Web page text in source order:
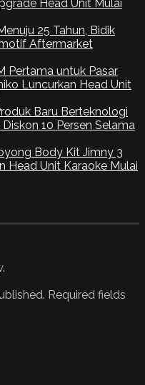
Head Unit Mulai
25 Tahun, Bidik
Aftermarket
Pertama untuk Pasar
Luncurkan Head Unit
Baru Berteknologi
10 Persen Selama
Body Kit Jimny 3
Head Unit Karaoke Mulai
Required fields